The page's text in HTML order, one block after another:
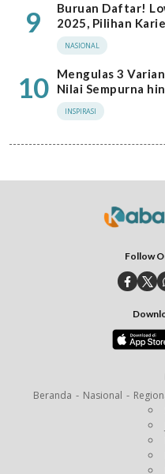
9
Buruan Daftar!
2025, Pilihan
NASIONAL
10
Mengulas 3
Nilai Sempurna
INSPIRASI
Follow
Beranda Nasional